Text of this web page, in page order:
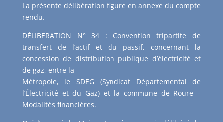
La présente délibération figure en annexe du compte
rendu.
DÉLIBERATION N° 34 : Convention tripartite de
transfert de l’actif et du passif, concernant la
concession de distribution publique d’électricité et
de gaz, entre la
Métropole, le SDEG (Syndicat Départemental de
l’Électricité et du Gaz) et la commune de Roure –
Modalités financières.